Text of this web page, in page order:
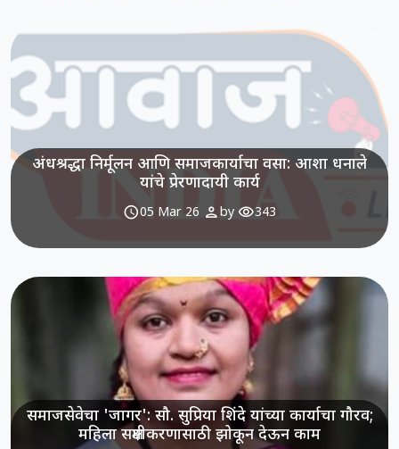
अंधश्रद्धा निर्मूलन आणि समाजकार्याचा वसा: आशा धनाले
यांचे प्रेरणादायी कार्य
schedule05 Mar 26 personby visibility343
समाजसेवेचा 'जागर': सौ. सुप्रिया शिंदे यांच्या कार्याचा गौरव;
महिला सक्षमीकरणासाठी झोकून देऊन काम